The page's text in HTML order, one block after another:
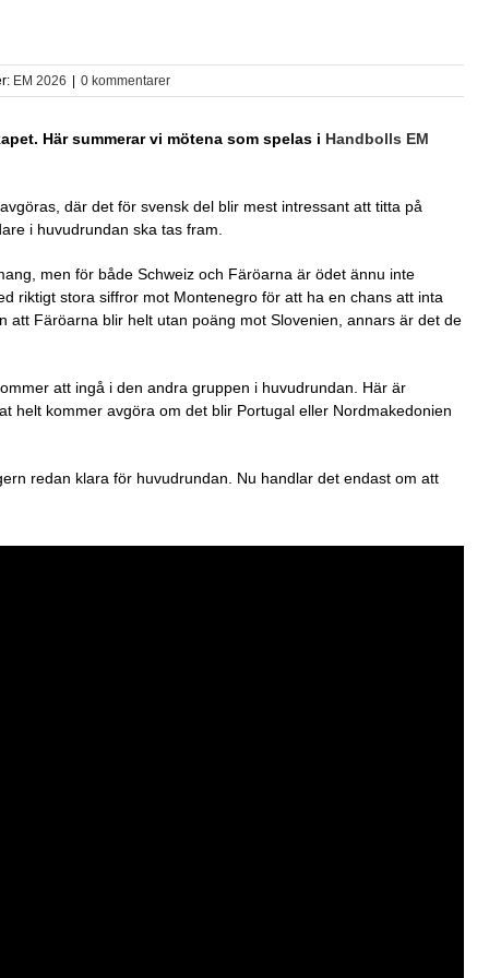
EM 2026 | 0 kommentarer
Här summerar vi mötena som spelas i Handbolls EM
där det för svensk del blir mest intressant att titta på
i huvudrundan ska tas fram.
men för både Schweiz och Färöarna är ödet ännu inte
riktigt stora siffror mot Montenegro för att ha en chans att inta
att Färöarna blir helt utan poäng mot Slovenien, annars är det de
att ingå i den andra gruppen i huvudrundan. Här är
helt kommer avgöra om det blir Portugal eller Nordmakedonien
redan klara för huvudrundan. Nu handlar det endast om att